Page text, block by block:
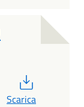
Scarica